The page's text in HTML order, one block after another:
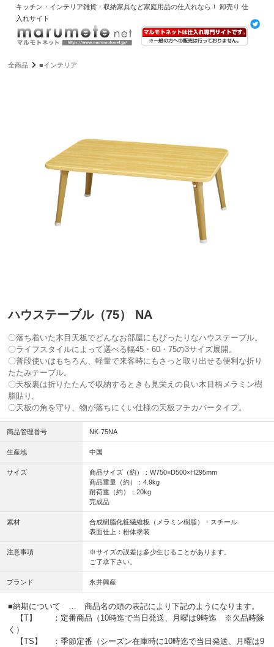
キッチン・インテリア雑貨・収納家具など家庭用品の仕入れなら！ 卸売り 仕
入れサイト
全商品 ■インテリア
ハウステーブル（75） NA
〇落ち着いた木目天板でどんなお部屋にもぴったりなハウステーブル。
〇ライフスタイルによって選べる幅45・60・75の3サイズ展開。
〇普段使いはもちろん、軽量で来客時にもさっと取り出せる便利な折り
たたみテーブル。
〇天板裏は折りたたんで収納するときも見栄えの良い木目柄メラミン樹
脂貼り。
〇天板の角を守り、物が落ちにくい仕様の天板フチカバータイプ。
商品管理番号 NK-75NA
生産地 中国
サイズ
商品サイズ（約）：W750×D500×H295mm
商品重量（約）：4.9kg
耐荷重（約）：20kg
完成品
素材
合成樹脂化粧繊維板（メラミン樹脂）・スチール
表面仕上：粉体塗装
注意事項
※サイズの誤差は多少生じることがあります。
ご了承下さい。
ブランド 永井興産
■納期について … 商品名の頭の表記により下記のようになります。
【T】 ：定番商品（10時迄で当日発送、月曜は9時迄 ※欠品時除
く）
【TS】 ：季節定番（シーズン在庫時に10時迄で当日発送、月曜は9